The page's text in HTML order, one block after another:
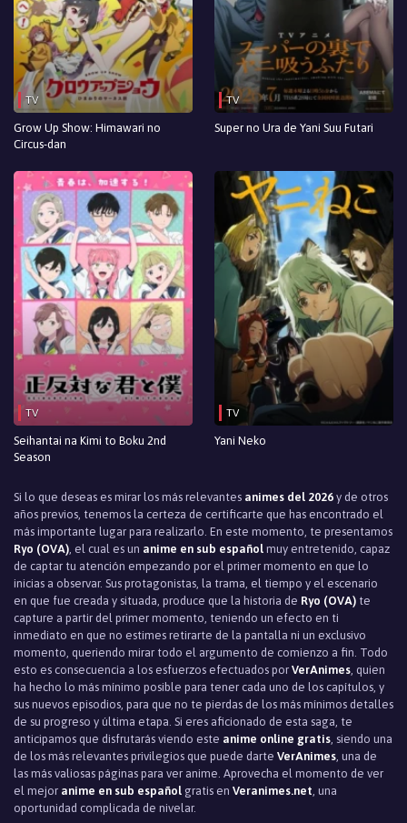
TV
Grow Up Show: Himawari no
Circus-dan
TV
Super no Ura de Yani Suu Futari
TV
Seihantai na Kimi to Boku 2nd
Season
TV
Yani Neko
Si lo que deseas es mirar los más relevantes animes del 2026 y de otros
años previos, tenemos la certeza de certificarte que has encontrado el
más importante lugar para realizarlo. En este momento, te presentamos
Ryo (OVA) , el cual es un anime en sub español muy entretenido, capaz
de captar tu atención empezando por el primer momento en que lo
inicias a observar. Sus protagonistas, la trama, el tiempo y el escenario
en que fue creada y situada, produce que la historia de Ryo (OVA) te
capture a partir del primer momento, teniendo un efecto en ti
inmediato en que no estimes retirarte de la pantalla ni un exclusivo
momento, queriendo mirar todo el argumento de comienzo a fin. Todo
esto es consecuencia a los esfuerzos efectuados por VerAnimes , quien
ha hecho lo más mínimo posible para tener cada uno de los capítulos, y
sus nuevos episodios, para que no te pierdas de los más mínimos detalles
de su progreso y última etapa. Si eres aficionado de esta saga, te
anticipamos que disfrutarás viendo este anime online gratis , siendo una
de los más relevantes privilegios que puede darte VerAnimes , una de
las más valiosas páginas para ver anime. Aprovecha el momento de ver
el mejor anime en sub español gratis en Veranimes.net , una
oportunidad complicada de nivelar.